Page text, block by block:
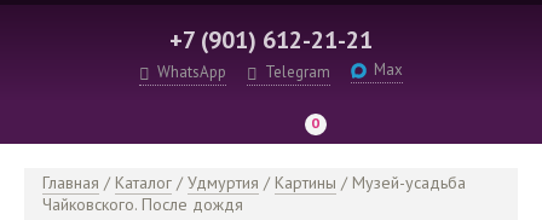
+7 (901) 612-21-21
WhatsApp Telegram Max
0
Главная / Каталог / Удмуртия / Картины / Музей-усадьба
Чайковского. После дождя